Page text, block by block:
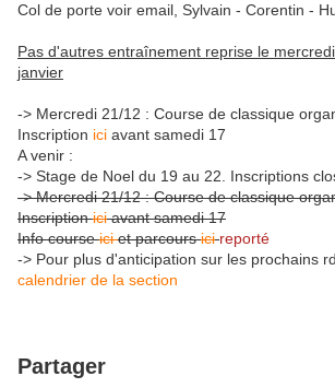
Col de porte voir email, Sylvain - Corentin -
Pas d'autres entraînement reprise le
janvier
-> Mercredi 21/12 : Course de classique
Inscription ici avant samedi 17
A venir :
-> Stage de Noel du 19 au 22. Inscriptions
-> Mercredi 21/12 : Course de classique
Inscriptioniciavant samedi 17
Info courseiciet parcoursici reporté
-> Pour plus d'anticipation sur les prochains
calendrier de la section
Partager